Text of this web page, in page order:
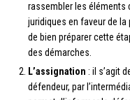
rassembler les éléments
juridiques en faveur de la
de bien préparer cette
des démarches.
L’assignation : il s’agit
défendeur, par